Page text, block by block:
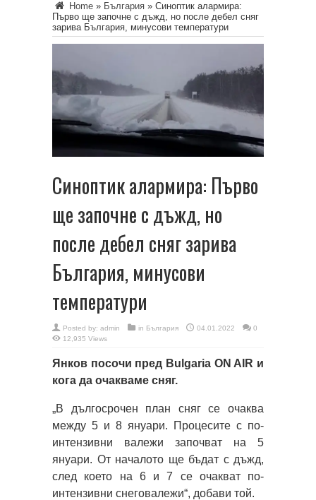
Home » България » Синоптик алармира:
Първо ще започне с дъжд, но после дебел сняг
зарива България, минусови температури
Синоптик алармира: Първо
ще започне с дъжд, но
после дебел сняг зарива
България, минусови
температури
Posted by: admin in България 04.01.2022
0
12,935 Views
Янков посочи пред Bulgaria ON AIR и
кога да очакваме сняг.
„В дългосрочен план сняг се очаква
между 5 и 8 януари. Процесите с по-
интензивни валежи започват на 5
януари. От началото ще бъдат с дъжд,
след което на 6 и 7 се очакват по-
интензивни снеговалежи“, добави той.